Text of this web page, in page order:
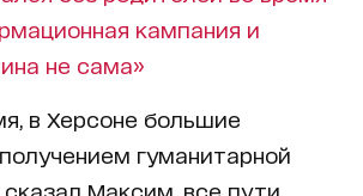
кампания и
не сама»
в Херсоне большие
гуманитарной
Максим, все пути